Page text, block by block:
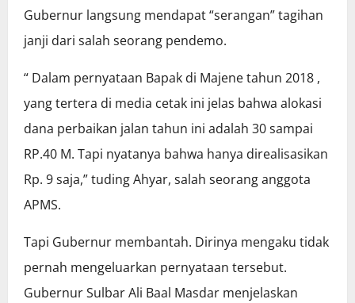
Gubernur langsung mendapat “serangan” tagihan
janji dari salah seorang pendemo.
“ Dalam pernyataan Bapak di Majene tahun 2018 ,
yang tertera di media cetak ini jelas bahwa alokasi
dana perbaikan jalan tahun ini adalah 30 sampai
RP.40 M. Tapi nyatanya bahwa hanya direalisasikan
Rp. 9 saja,” tuding Ahyar, salah seorang anggota
APMS.
Tapi Gubernur membantah. Dirinya mengaku tidak
pernah mengeluarkan pernyataan tersebut.
Gubernur Sulbar Ali Baal Masdar menjelaskan